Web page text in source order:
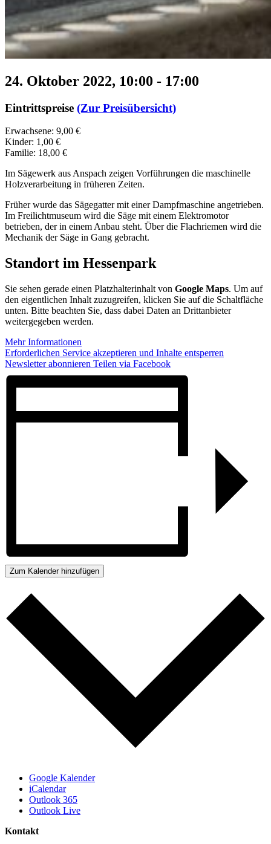
24. Oktober 2022, 10:00 - 17:00
Eintrittspreise (Zur Preisübersicht)
Erwachsene: 9,00 €
Kinder: 1,00 €
Familie: 18,00 €
Im Sägewerk aus Anspach zeigen Vorführungen die maschinelle
Holzverarbeitung in früheren Zeiten.
Früher wurde das Sägegatter mit einer Dampfmaschine angetrieben.
Im Freilichtmuseum wird die Säge mit einem Elektromotor
betrieben, der in einem Anbau steht. Über die Flachriemen wird die
Mechanik der Säge in Gang gebracht.
Standort im Hessenpark
Sie sehen gerade einen Platzhalterinhalt von Google Maps. Um auf
den eigentlichen Inhalt zuzugreifen, klicken Sie auf die Schaltfläche
unten. Bitte beachten Sie, dass dabei Daten an Drittanbieter
weitergegeben werden.
Mehr Informationen
Erforderlichen Service akzeptieren und Inhalte entsperren
Newsletter abonnieren Teilen via Facebook
Zum Kalender hinzufügen
Google Kalender
iCalendar
Outlook 365
Outlook Live
Kontakt